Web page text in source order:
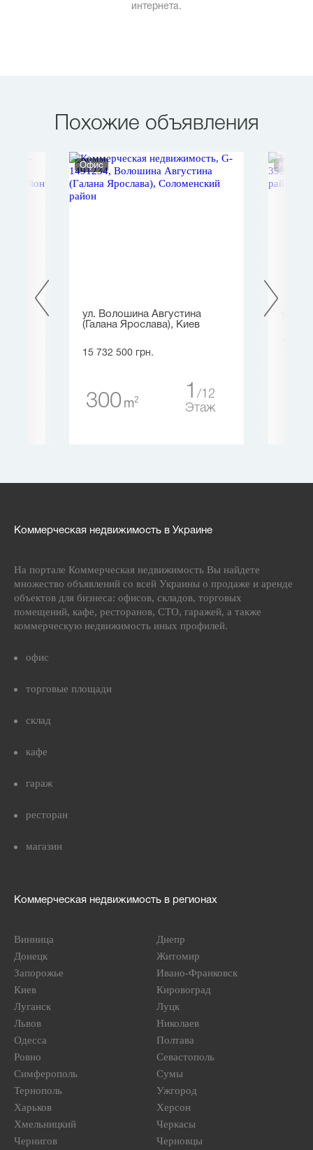
интернета.
Похожие объявления
Офис
ул. Волошина Августина
(Галана Ярослава), Киев
15 732 500 грн.
300 m2 1
12
Этаж
Коммерческая недвижимость в Украине
На портале Коммерческая недвижимость Вы найдете
множество объявлений со всей Украины о продаже и аренде
объектов для бизнеса: офисов, складов, торговых
помещений, кафе, ресторанов, СТО, гаражей, а также
коммерческую недвижимость иных профилей.
офис
торговые площади
склад
кафе
гараж
ресторан
магазин
Коммерческая недвижимость в регионах
Винница
Днепр
Донецк
Житомир
Запорожье
Ивано-Франковск
Киев
Кировоград
Луганск
Луцк
Львов
Николаев
Одесса
Полтава
Ровно
Севастополь
Симферополь
Сумы
Тернополь
Ужгород
Харьков
Херсон
Хмельницкий
Черкасы
Чернигов
Черновцы